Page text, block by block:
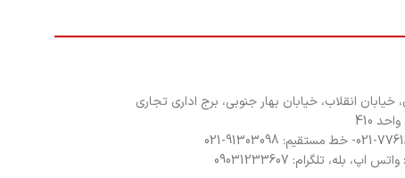
خیابان انقلاب، خیابان بهار جنوبی، برج اداری تجاری
410
اپ، بله، تلگرام: 09031233607